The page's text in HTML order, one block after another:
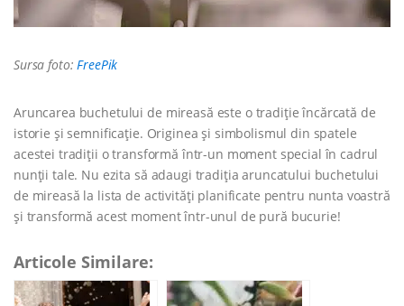
Sursa foto:FreePik
Aruncarea buchetului de mireasă este o tradiție încărcată de
istorie și semnificație. Originea și simbolismul din spatele
acestei tradiții o transformă într-un moment special în cadrul
nunții tale. Nu ezita să adaugi tradiția aruncatului buchetului
de mireasă la lista de activități planificate pentru nunta voastră
și transformă acest moment într-unul de pură bucurie!
Articole Similare: